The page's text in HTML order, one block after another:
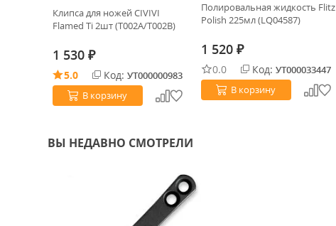
Клипса для ножей CIVIVI
Flamed Ti 2шт (T002A/T002B)
1 530 ₽
5.0 Код: УТ000000983
В корзину
Полировальная жидкость Flitz
Polish 225мл (LQ04587)
1 520 ₽
0.0 Код: УТ000033447
В корзину
ВЫ НЕДАВНО СМОТРЕЛИ